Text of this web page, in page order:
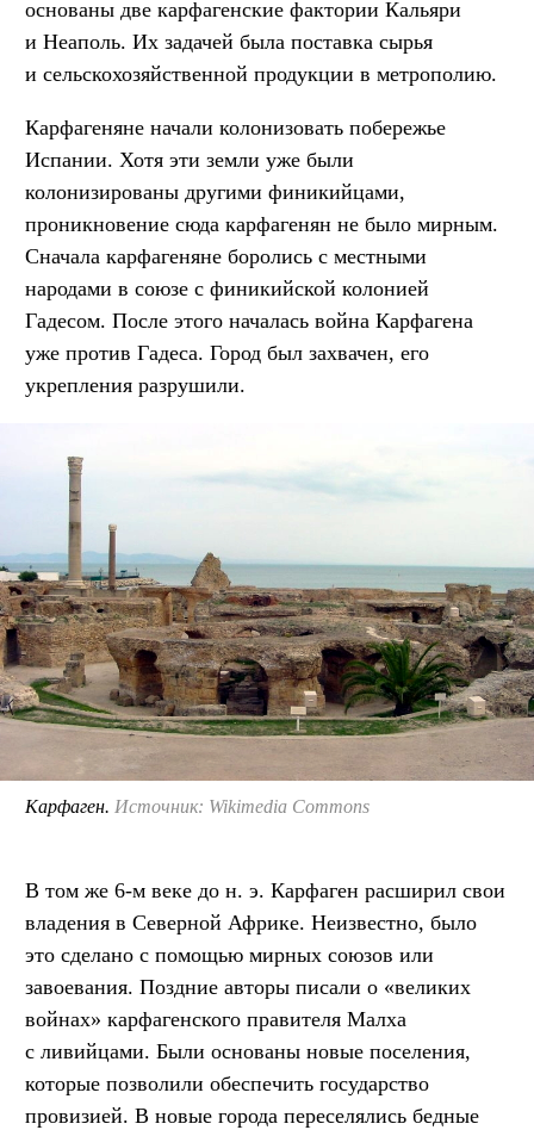
основаны две карфагенские фактории Кальяри
и Неаполь. Их задачей была поставка сырья
и сельскохозяйственной продукции в метрополию.
Карфагеняне начали колонизовать побережье
Испании. Хотя эти земли уже были
колонизированы другими финикийцами,
проникновение сюда карфагенян не было мирным.
Сначала карфагеняне боролись с местными
народами в союзе с финикийской колонией
Гадесом. После этого началась война Карфагена
уже против Гадеса. Город был захвачен, его
укрепления разрушили.
Карфаген. Источник: Wikimedia Commons
В том же 6-м веке до н. э. Карфаген расширил свои
владения в Северной Африке. Неизвестно, было
это сделано с помощью мирных союзов или
завоевания. Поздние авторы писали о «великих
войнах» карфагенского правителя Малха
с ливийцами. Были основаны новые поселения,
которые позволили обеспечить государство
провизией. В новые города переселялись бедные